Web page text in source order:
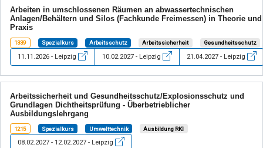
Arbeiten in umschlossenen Räumen an abwassertechnischen
Anlagen/Behältern und Silos (Fachkunde Freimessen) in Theorie und
Praxis
1339 Spezialkurs Arbeitsschutz Arbeitssicherheit Gesundheitsschutz
11.11.2026 - Leipzig 10.02.2027 - Leipzig 21.04.2027 - Leipzig
Arbeitssicherheit und Gesundheitsschutz/Explosionsschutz und
Grundlagen Dichtheitsprüfung - Überbetrieblicher
Ausbildungslehrgang
1215 Spezialkurs Umwelttechnik Ausbildung RKI
08.02.2027 - 12.02.2027 - Leipzig